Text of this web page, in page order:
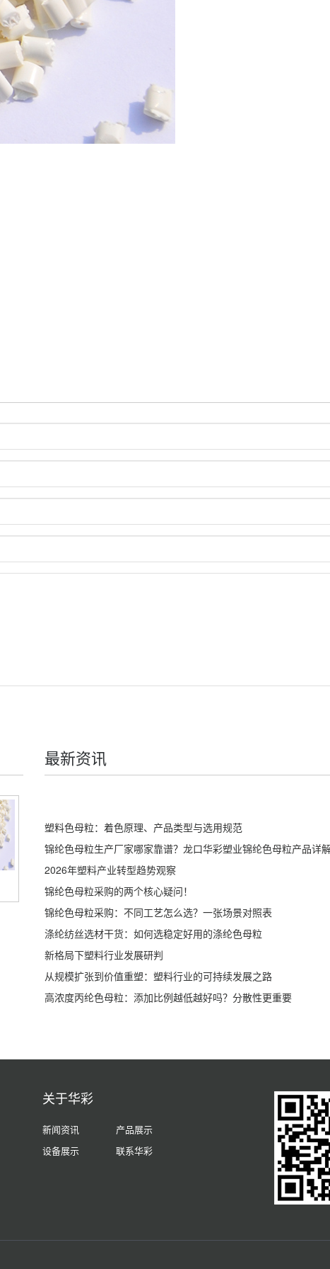
最新资讯
塑料色母粒：着色原理、产品类型与选用规范
锦纶色母粒生产厂家哪家靠谱？龙口华彩塑业锦纶色母粒产品详
2026年塑料产业转型趋势观察
锦纶色母粒采购的两个核心疑问！
锦纶色母粒采购：不同工艺怎么选？一张场景对照表
涤纶纺丝选材干货：如何选稳定好用的涤纶色母粒
新格局下塑料行业发展研判
从规模扩张到价值重塑：塑料行业的可持续发展之路
高浓度丙纶色母粒：添加比例越低越好吗？分散性更重要
关于华彩
新闻资讯
产品展示
设备展示
联系华彩